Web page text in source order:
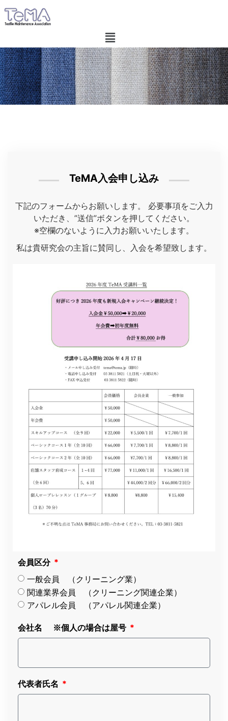
TeMA入会申し込み
下記のフォームからお願いします。 必要事項をご入力
いただき、”送信”ボタンを押してください。
※空欄のないように入力お願いいたします。
私は貴研究会の主旨に賛同し、入会を希望致します。
会員区分
一般会員 （クリーニング業）
関連業界会員 （クリーニング関連企業）
アパレル会員 （アパレル関連企業）
会社名 ※個人の場合は屋号
代表者氏名